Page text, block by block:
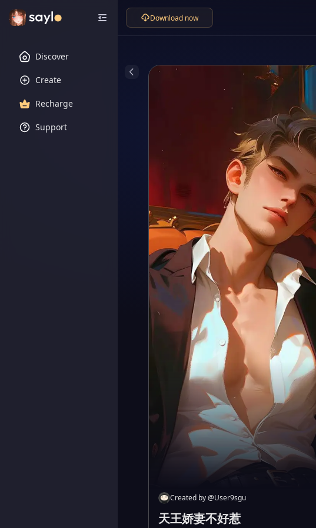
Discover
Create
Recharge
Support
Download now
Created by@User9sgu
天王娇妻不好惹